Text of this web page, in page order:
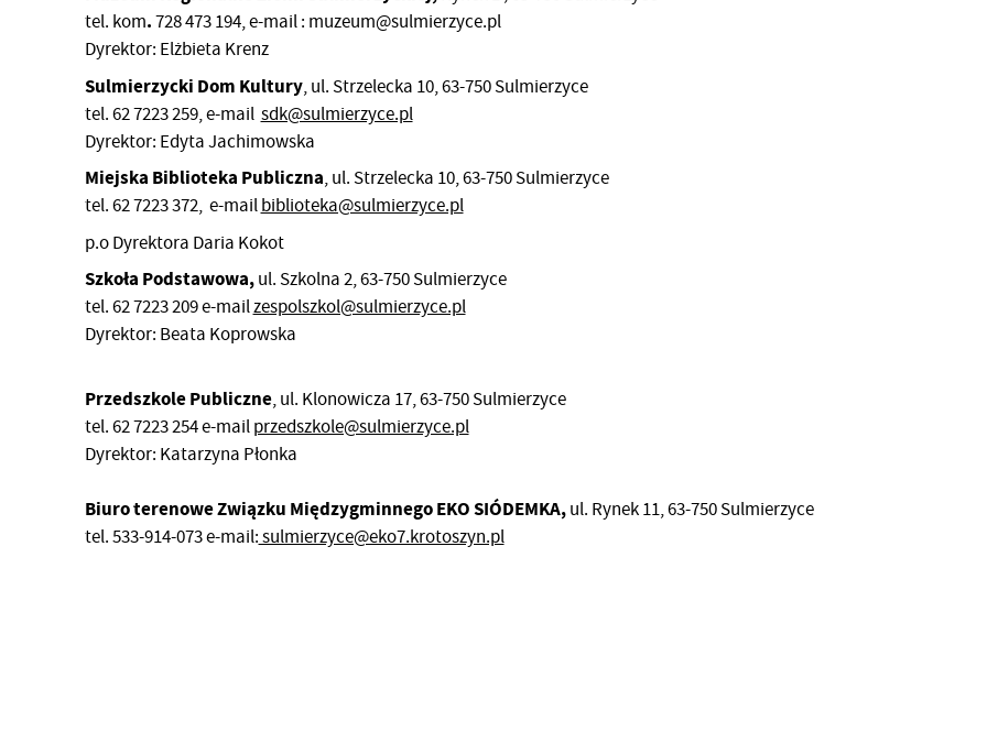
tel. kom.728 473 194, e-mail : muzeum@sulmierzyce.pl
Dyrektor: Elżbieta Krenz
Sulmierzycki Dom Kultury, ul. Strzelecka 10, 63-750 Sulmierzyce
tel. 62 7223 259, e-mail sdk@sulmierzyce.pl
Dyrektor: Edyta Jachimowska
Miejska Biblioteka Publiczna, ul. Strzelecka 10, 63-750 Sulmierzyce
tel. 62 7223 372, e-mailbiblioteka@sulmierzyce.pl
p.o Dyrektora Daria Kokot
Szkoła Podstawowa,ul. Szkolna 2, 63-750 Sulmierzyce
tel. 62 7223 209 e-mailzespolszkol@sulmierzyce.pl
Dyrektor: Beata Koprowska
Przedszkole Publiczne, ul. Klonowicza 17, 63-750 Sulmierzyce
tel. 62 7223 254 e-mailprzedszkole@sulmierzyce.pl
Dyrektor: Katarzyna Płonka
Biuro terenowe Związku Międzygminnego EKO SIÓDEMKA,ul. Rynek 11, 63-750 Sulmierzyce
tel. 533-914-073 e-mail:sulmierzyce@eko7.krotoszyn.pl